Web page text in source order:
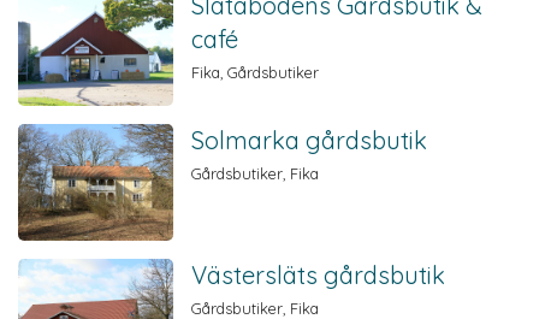
café
Fika, Gårdsbutiker
Solmarka gårdsbutik
Gårdsbutiker, Fika
Västersläts gårdsbutik
Gårdsbutiker, Fika